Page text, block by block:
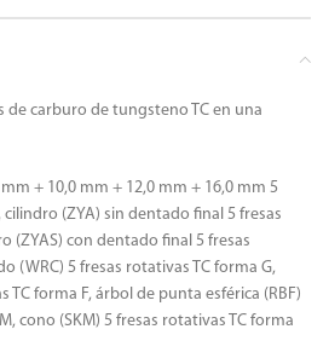
de carburo de tungsteno TC en una
+ 10,0 mm + 12,0 mm + 16,0 mm 5
(ZYA) sin dentado final 5 fresas
(ZYAS) con dentado final 5 fresas
(WRC) 5 fresas rotativas TC forma G,
TC forma F, árbol de punta esférica (RBF)
cono (SKM) 5 fresas rotativas TC forma